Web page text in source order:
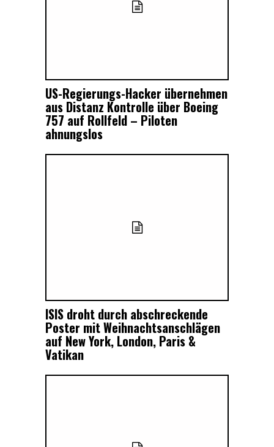
US-Regierungs-Hacker übernehmen
aus Distanz Kontrolle über Boeing
757 auf Rollfeld – Piloten
ahnungslos
ISIS droht durch abschreckende
Poster mit Weihnachtsanschlägen
auf New York, London, Paris &
Vatikan